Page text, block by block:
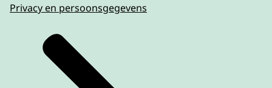
Privacy en persoonsgegevens